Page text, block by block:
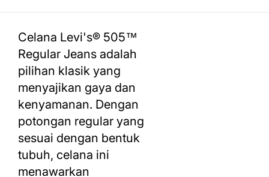
Celana Levi's® 505™
Regular Jeans adalah
pilihan klasik yang
menyajikan gaya dan
kenyamanan. Dengan
potongan regular yang
sesuai dengan bentuk
tubuh, celana ini
menawarkan